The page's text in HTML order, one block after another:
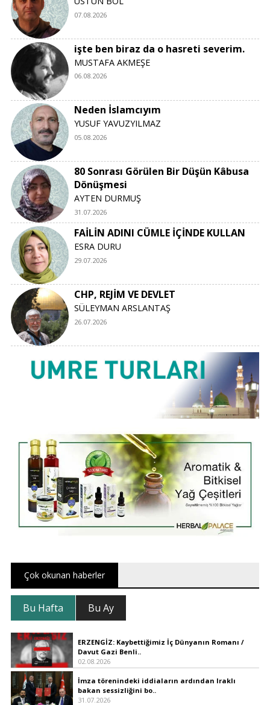
07.08.2026
işte ben biraz da o hasreti severim.
MUSTAFA AKMEŞE
06.08.2026
Neden İslamcıyım
YUSUF YAVUZYILMAZ
05.08.2026
80 Sonrası Görülen Bir Düşün Kâbusa
Dönüşmesi
AYTEN DURMUŞ
31.07.2026
FAİLİN ADINI CÜMLE İÇİNDE KULLAN
ESRA DURU
29.07.2026
CHP, REJİM VE DEVLET
SÜLEYMAN ARSLANTAŞ
26.07.2026
Çok okunan haberler
Bu Hafta Bu Ay
ERZENGİZ: Kaybettiğimiz İç Dünyanın Romanı /
Davut Gazi Benli..
02.08.2026
İmza törenindeki iddiaların ardından Iraklı
bakan sessizliğini bo..
31.07.2026